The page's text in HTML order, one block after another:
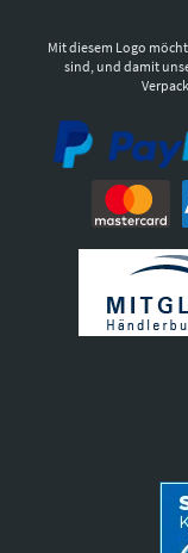
Mit diesem Logo
sind, und damit